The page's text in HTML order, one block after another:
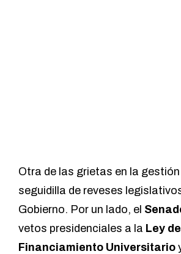
Otra de las grietas en la
seguidilla de reveses
Gobierno. Por un lado, el
vetos presidenciales a la Ley de
Financiamiento Universitario